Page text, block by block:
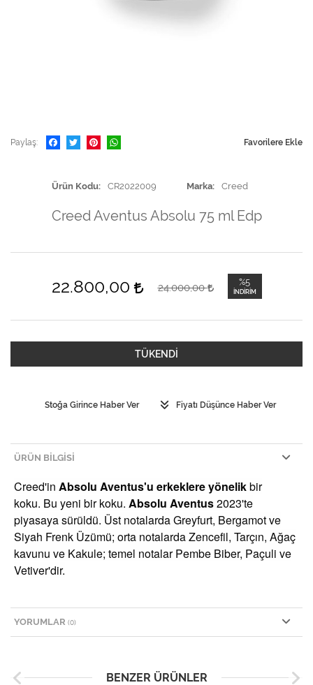
Paylaş Favorilere Ekle
Ürün Kodu CR2022009 Marka Creed
Creed Aventus Absolu 75 ml Edp
22.800,00 24.000,00 %5
İNDIRIM
TÜKENDİ
Stoğa Girince Haber Ver Fiyatı Düşünce Haber Ver
ÜRÜN BILGISI
Creed'in Absolu Aventus'u erkeklereyönelikbir
koku. Bu yeni bir koku. Absolu Aventus2023'te
piyasaya sürüldü. Üst notalarda Greyfurt, Bergamot ve
Siyah Frenk Üzümü; orta notalarda Zencefil, Tarçın, Ağaç
kavunu ve Kakule; temel notalar Pembe Biber, Paçuli ve
Vetiver'dir.
YORUMLAR (0)
BENZER ÜRÜNLER